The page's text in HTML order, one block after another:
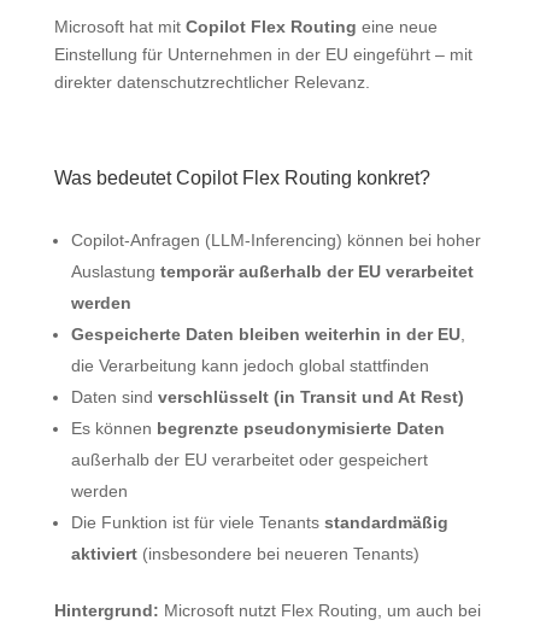
Microsoft hat mit Copilot Flex Routing eine neue
Einstellung für Unternehmen in der EU eingeführt – mit
direkter datenschutzrechtlicher Relevanz.
Was bedeutet Copilot Flex Routing konkret?
Copilot-Anfragen (LLM‑Inferencing) können bei hoher
Auslastung temporär außerhalb der EU verarbeitet
werden
Gespeicherte Daten bleiben weiterhin in der EU,
die Verarbeitung kann jedoch global stattfinden
Daten sind verschlüsselt (in Transit und At Rest)
Es können begrenzte pseudonymisierte Daten
außerhalb der EU verarbeitet oder gespeichert
werden
Die Funktion ist für viele Tenants standardmäßig
aktiviert(insbesondere bei neueren Tenants)
Hintergrund: Microsoft nutzt Flex Routing, um auch bei